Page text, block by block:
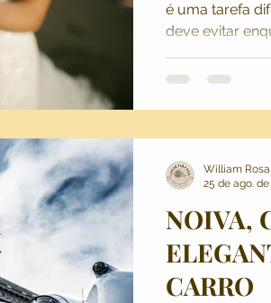
é uma tarefa
deve evitar
NOIVA,
CARRO
William Rosa
25 de ago. de